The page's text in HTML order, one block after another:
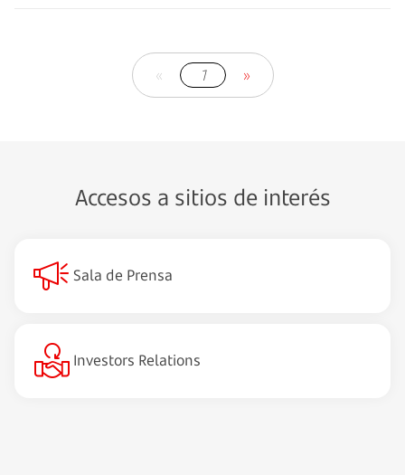
« 1 »
Accesos a sitios de interés
Sala de Prensa
Investors Relations